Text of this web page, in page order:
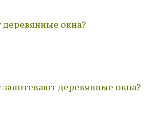
окна?
деревянные окна?